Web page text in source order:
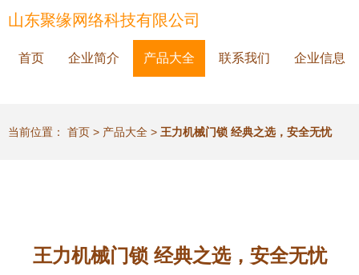
山东聚缘网络科技有限公司
首页 企业简介 产品大全 联系我们 企业信息
当前位置： 首页 > 产品大全 > 王力机械门锁 经典之选，安全无忧
王力机械门锁 经典之选，安全无忧